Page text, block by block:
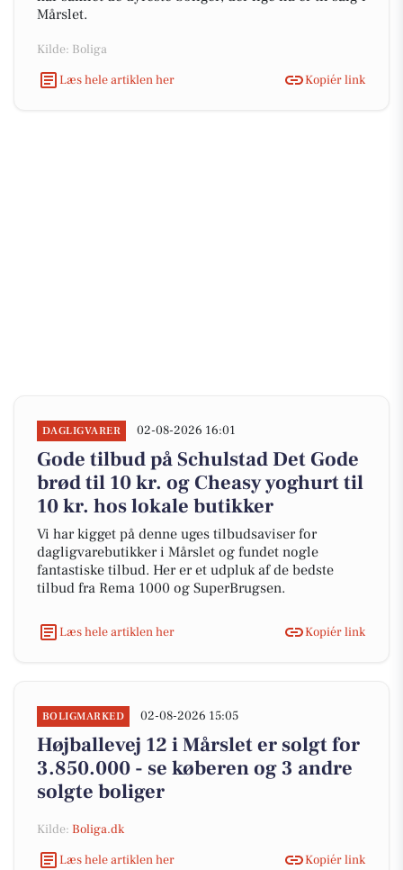
Mårslet.
Kilde: Boliga
Læs hele artiklen her
Kopiér link
DAGLIGVARER 02-08-2026 16:01
Gode tilbud på Schulstad Det Gode
brød til 10 kr. og Cheasy yoghurt til
10 kr. hos lokale butikker
Vi har kigget på denne uges tilbudsaviser for
dagligvarebutikker i Mårslet og fundet nogle
fantastiske tilbud. Her er et udpluk af de bedste
tilbud fra Rema 1000 og SuperBrugsen.
Læs hele artiklen her Kopiér link
BOLIGMARKED 02-08-2026 15:05
Højballevej 12 i Mårslet er solgt for
3.850.000 - se køberen og 3 andre
solgte boliger
Kilde: Boliga.dk
Læs hele artiklen her
Kopiér link